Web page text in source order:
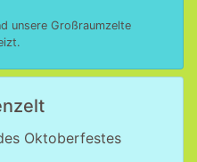
unsere Großraumzelte
Oktoberfestes